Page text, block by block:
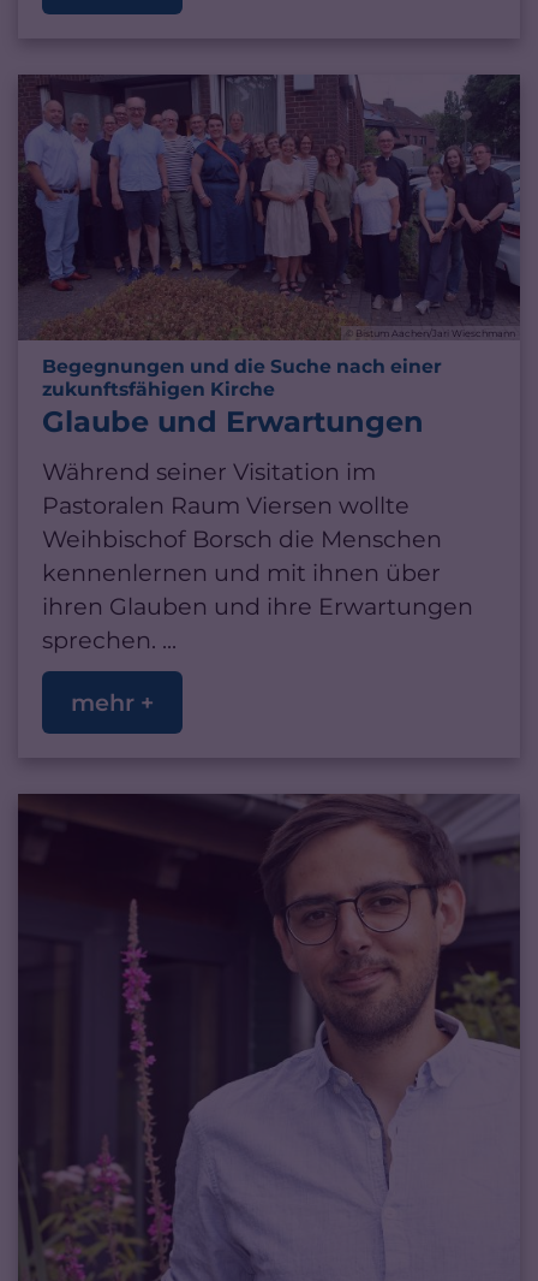
© Bistum Aachen/Jari Wieschmann
Begegnungen und die Suche nach einer
zukunftsfähigen Kirche
Glaube und Erwartungen
Während seiner Visitation im
Pastoralen Raum Viersen wollte
Weihbischof Borsch die Menschen
kennenlernen und mit ihnen über
ihren Glauben und ihre Erwartungen
sprechen. ...
mehr +